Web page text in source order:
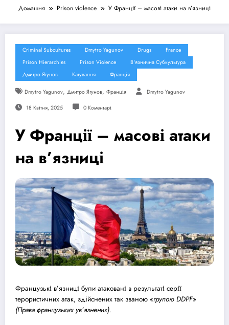
Домашня Prison violence У Франції – масові атаки на в’язниці
Criminal Subcultures Dmytro Yagunov Drugs
France
Prison Hierarchies
Prison Violence
В'язнична Субкультура
Дмитро Ягунов
Катування Франція
Dmytro Yagunov, Дмитро Ягунов, Франція Dmytro Yagunov
18 Квітня, 2025 0 Коментарі
У Франції – масові атаки
на в’язниці
Французькі в’язниці були атаковані в результаті серії
терористичних атак, здійснених так званою «групою DDPF»
(Права французьких ув’язнених).